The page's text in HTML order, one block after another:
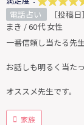
電話占い
［投稿
まき / 60代 女性
一番信頼し当たる先
お話しも明るく当た
オススメ先生です。
家族